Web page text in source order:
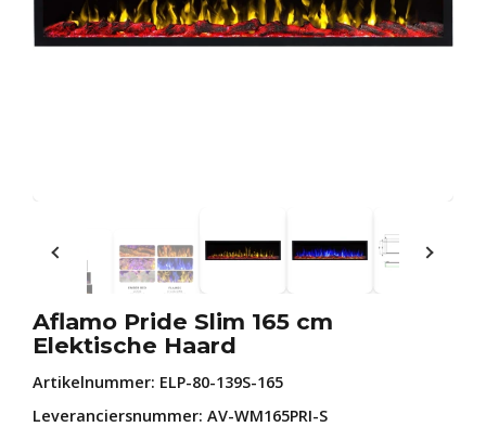
Aflamo Pride Slim 165 cm
Elektische Haard
Artikelnummer: ELP-80-139S-165
Leveranciersnummer: AV-WM165PRI-S